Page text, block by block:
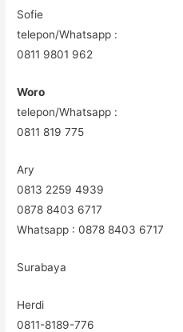
Sofie
telepon/Whatsapp :
0811 9801 962
Woro
telepon/Whatsapp :
0811 819 775
Ary
0813 2259 4939
0878 8403 6717
Whatsapp : 0878 8403 6717
Surabaya
Herdi
0811-8189-776